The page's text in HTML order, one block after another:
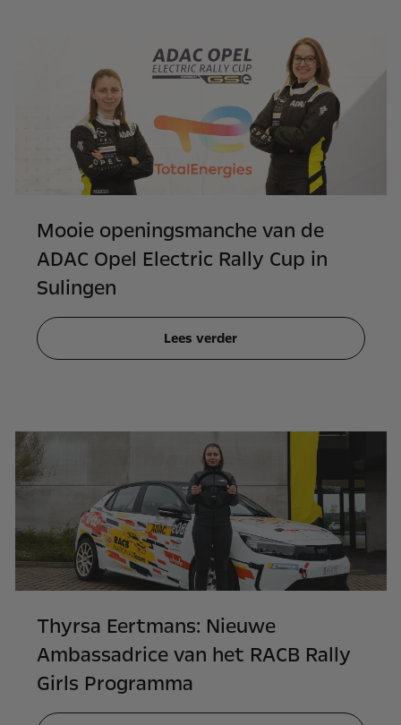
Mooie openingsmanche van de
ADAC Opel Electric Rally Cup in
Sulingen
Lees verder
Thyrsa Eertmans: Nieuwe
Ambassadrice van het RACB Rally
Girls Programma